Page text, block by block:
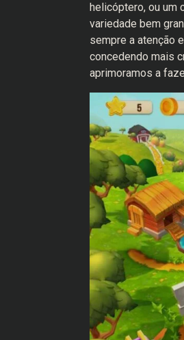
helicóptero, ou um
variedade bem
sempre a atenção
concedendo mais
aprimoramos a